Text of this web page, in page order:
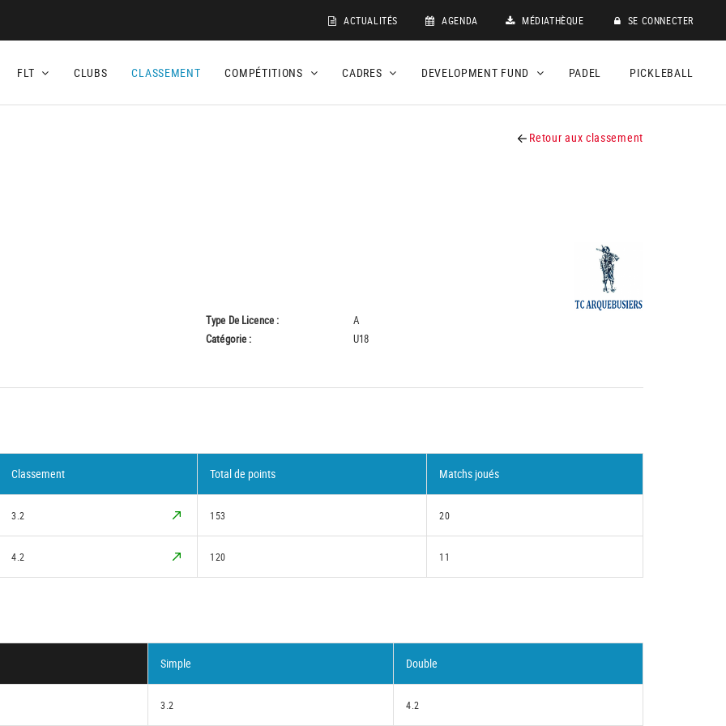
ACTUALITÉS AGENDA MÉDIATHÈQUE SE CONNECTER
FLT CLUBS CLASSEMENT COMPÉTITIONS CADRES DEVELOPMENT FUND PADEL PICKLEBALL
Retour aux classement
Type De Licence :
A
Catégorie :
U18
Classement Total de points Matchs joués
3.2 153 20
4.2 120 11
Simple Double
3.2 4.2